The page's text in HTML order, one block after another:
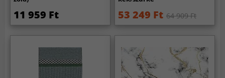
11 959 Ft 53 249 Ft 64 909 Ft